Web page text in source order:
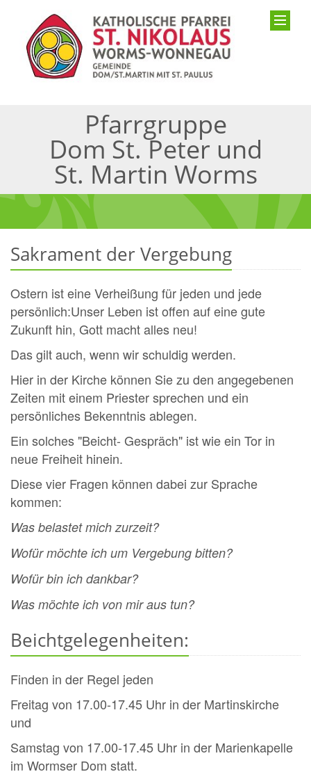
Pfarrgruppe
Dom St. Peter und
St. Martin Worms
Sakrament der Vergebung
Ostern ist eine Verheißung für jeden und jede
persönlich:Unser Leben ist offen auf eine gute
Zukunft hin, Gott macht alles neu!
Das gilt auch, wenn wir schuldig werden.
Hier in der Kirche können Sie zu den angegebenen
Zeiten mit einem Priester sprechen und ein
persönliches Bekenntnis ablegen.
Ein solches "Beicht- Gespräch" ist wie ein Tor in
neue Freiheit hinein.
Diese vier Fragen können dabei zur Sprache
kommen:
Was belastet mich zurzeit?
Wofür möchte ich um Vergebung bitten?
Wofür bin ich dankbar?
Was möchte ich von mir aus tun?
Beichtgelegenheiten:
Finden in der Regel jeden
Freitag von 17.00-17.45 Uhr in der Martinskirche
und
Samstag von 17.00-17.45 Uhr in der Marienkapelle
im Wormser Dom statt.